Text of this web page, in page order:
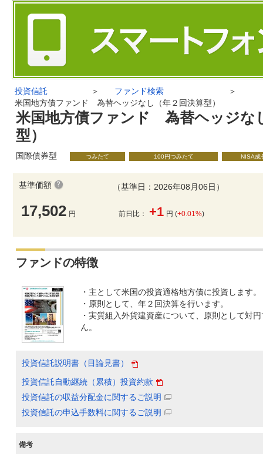
投資信託 ＞ ファンド検索
＞
米国地方債ファンド 為替ヘッジなし（年２回決算型）
米国地方債ファンド 為替ヘッジな
型）
国際債券型 つみたて 100円つみたて NISA成
基準価額
17,502 円
（基準日：2026年08月06日）
前日比： +1 円 (+0.01%)
ファンドの特徴
・主として米国の投資適格地方債に投資します。
・原則として、年２回決算を行います。
・実質組入外貨建資産について、原則として対
ん。
投資信託説明書（目論見書）
投資信託自動継続（累積）投資約款
投資信託の収益分配金に関するご説明
投資信託の申込手数料に関するご説明
備考